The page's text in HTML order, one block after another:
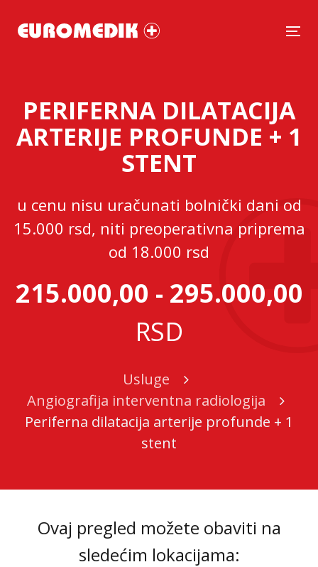
PERIFERNA DILATACIJA
ARTERIJE PROFUNDЕ + 1
STENT
u cenu nisu uračunati bolnički dani od
15.000 rsd, niti preoperativna priprema
od 18.000 rsd
215.000,00 - 295.000,00
RSD
Usluge
Angiografija interventna radiologija
Periferna dilatacija arterije profundе + 1
stent
Ovaj pregled možete obaviti na
sledećim lokacijama: